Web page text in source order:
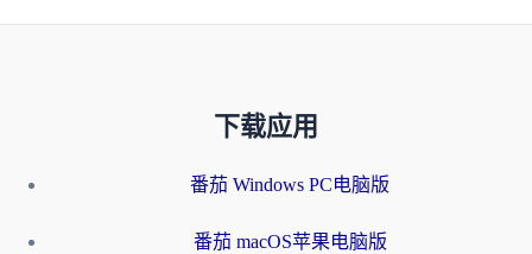
下载应用
番茄 Windows PC电脑版
番茄 macOS苹果电脑版